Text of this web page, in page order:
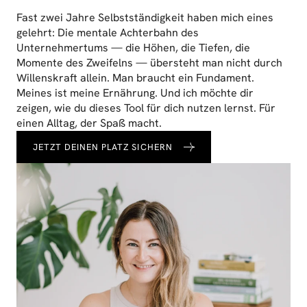
Fast zwei Jahre Selbstständigkeit haben mich eines
gelehrt: Die mentale Achterbahn des
Unternehmertums — die Höhen, die Tiefen, die
Momente des Zweifelns — übersteht man nicht durch
Willenskraft allein. Man braucht ein Fundament.
Meines ist meine Ernährung. Und ich möchte dir
zeigen, wie du dieses Tool für dich nutzen lernst. Für
einen Alltag, der Spaß macht.
JETZT DEINEN PLATZ SICHERN